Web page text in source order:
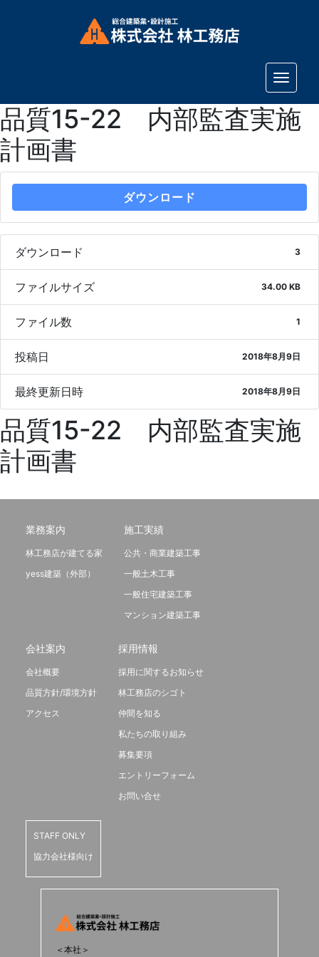
品質15-22 内部監査実施
計画書
ダウンロード
ダウンロード 3
ファイルサイズ 34.00 KB
ファイル数 1
投稿日 2018年8月9日
最終更新日時 2018年8月9日
品質15-22 内部監査実施
計画書
業務案内
林工務店が建てる家
yess建築（外部）
施工実績
公共・商業建築工事
一般土木工事
一般住宅建築工事
マンション建築工事
会社案内
会社概要
品質方針/環境方針
アクセス
採用情報
採用に関するお知らせ
林工務店のシゴト
仲間を知る
私たちの取り組み
募集要項
エントリーフォーム
お問い合せ
STAFF ONLY
協力会社様向け
＜本社＞